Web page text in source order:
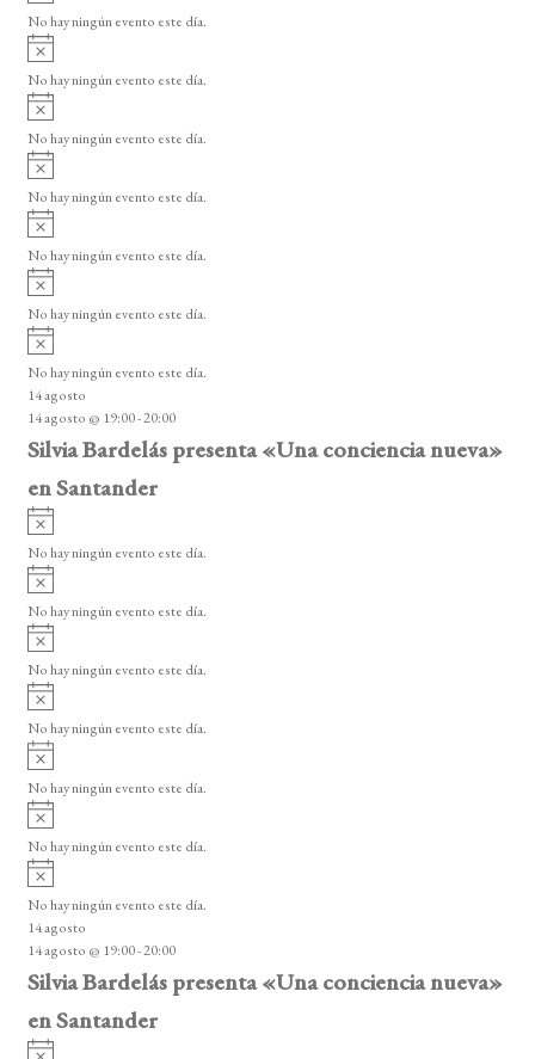
E
v
e
n
t
o
s
o
v
i
o
No hay ningún evento este día.
A
v
i
o
No hay ningún evento este día.
A
v
i
o
No hay ningún evento este día.
A
v
i
o
No hay ningún evento este día.
A
v
i
o
No hay ningún evento este día.
A
v
i
o
No hay ningún evento este día.
A
v
i
s
o
No hay ningún evento este día.
14 agosto
14 agosto @ 19:00-20:00
Silvia Bardelás presenta «Una conciencia nueva»
en Santander
A
v
i
o
No hay ningún evento este día.
A
v
i
o
No hay ningún evento este día.
A
v
i
o
No hay ningún evento este día.
A
v
i
o
No hay ningún evento este día.
A
v
i
o
No hay ningún evento este día.
A
v
i
o
No hay ningún evento este día.
A
v
i
s
o
No hay ningún evento este día.
14 agosto
14 agosto @ 19:00-20:00
Silvia Bardelás presenta «Una conciencia nueva»
en Santander
A